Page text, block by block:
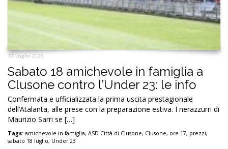
10 Luglio 2026
Sabato 18 amichevole in famiglia a
Clusone contro l’Under 23: le info
Confermata e ufficializzata la prima uscita prestagionale
dell’Atalanta, alle prese con la preparazione estiva. I nerazzurri di
Maurizio Sarri se […]
Tags: amichevole in famiglia, ASD Città di Clusone, Clusone, ore 17, prezzi,
sabato 18 luglio, Under 23